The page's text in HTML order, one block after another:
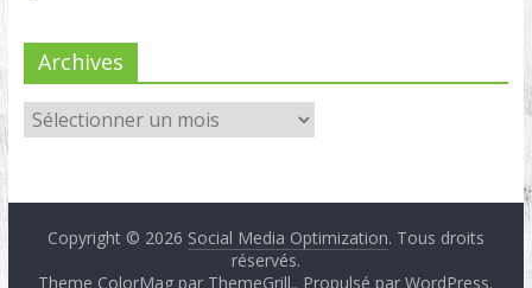
Archives
Copyright © 2026 Social Media Optimization. Tous droits
réservés.
Theme ColorMag par ThemeGrill.. Propulsé parWordPress.